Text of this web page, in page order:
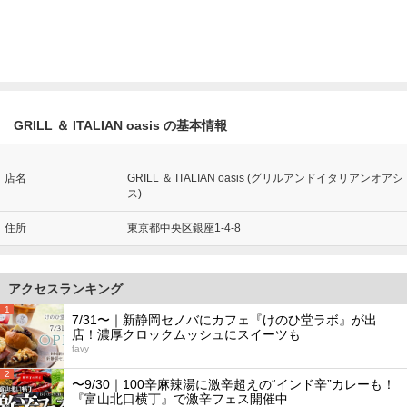
GRILL ＆ ITALIAN oasis の基本情報
店名
GRILL ＆ ITALIAN oasis (グリルアンドイタリアンオアシ
ス)
住所 東京都中央区銀座1-4-8
アクセスランキング
1
7/31〜｜新静岡セノバにカフェ『けのひ堂ラボ』が出
店！濃厚クロックムッシュにスイーツも
favy
2
〜9/30｜100辛麻辣湯に激辛超えの“インド辛”カレーも！
『富山北口横丁』で激辛フェス開催中